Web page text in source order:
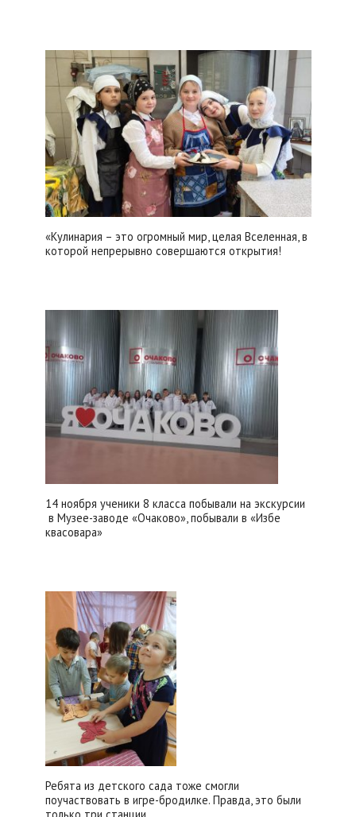
«Кулинария – это огромный мир, целая Вселенная, в
которой непрерывно совершаются открытия!
14 ноября ученики 8 класса побывали на экскурсии
в Музее-заводе «Очаково», побывали в «Избе
квасовара»
Ребята из детского сада тоже смогли
поучаствовать в игре-бродилке. Правда, это были